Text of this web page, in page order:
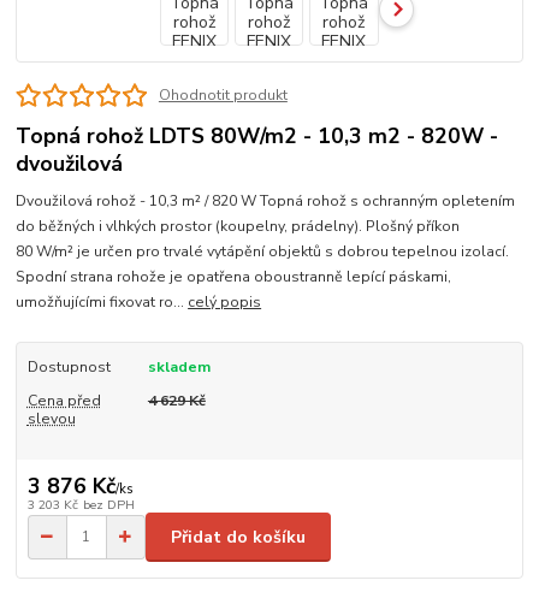
Ohodnotit produkt
Topná rohož LDTS 80W/m2 - 10,3 m2 - 820W -
dvoužilová
Dvoužilová rohož - 10,3 m² / 820 W Topná rohož s ochranným opletením
do běžných i vlhkých prostor (koupelny, prádelny). Plošný příkon
80 W/m² je určen pro trvalé vytápění objektů s dobrou tepelnou izolací.
Spodní strana rohože je opatřena oboustranně lepící páskami,
umožňujícími fixovat ro... celý popis
Dostupnost
skladem
Cena před
slevou
4 629 Kč
3 876 Kč/ks
3 203 Kč bez DPH
Přidat do košíku